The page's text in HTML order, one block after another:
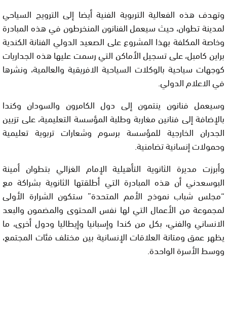
وتهدف هذه الفعالية التربوية الفنية أيضا إلى الترويج السياحي
لمدينة تطوان، حيث سيعمل الفنانون المنخرطون في هذه المبادرة
وخاصة المكلفة بهذا المشروع على الصعيد الدولي الفنانة الكندية
براين كامبل، على تسجيل الأماكن التي رسمت عليها هذه الجداريات
كوجهات سياحية بالوكلات السياحية الافريقية والعالمية، ونشرها
في الاعلام الدولي.
وسيعمل فنانون ينتمون إلى دول الكامرون والسودان وكندا
بالإضافة إلى فنانين مغاربة وطلبة المؤسسة التعليمية، على تزيين
الجدران الخارجية للمؤسسة برسوم وشعارات تربوية تعليمية
وحمولات إنسانية تضامنية.
وأبرزت مديرة الثانوية التأهيلية الإمام الغزالي بتطوان أمينة
البوسعدني أن هذه المبادرة التي أطلقتها الثانوية بشراكة مع
“مجلس شباب نموذج الأمم المتحدة” ستكون الشرارة الأولى
لمجموعة من الأعمال التي لها نفس المحتوى والمضمون والبعد
الانساني والفني، بكل من كندا وإسبانيا وإيطاليا ودول أخرى، ما
يظهر عمق ومتانة العلاقات الإنسانية بين مختلف فئات المجتمع،
ووسط الأسرة الواحدة.